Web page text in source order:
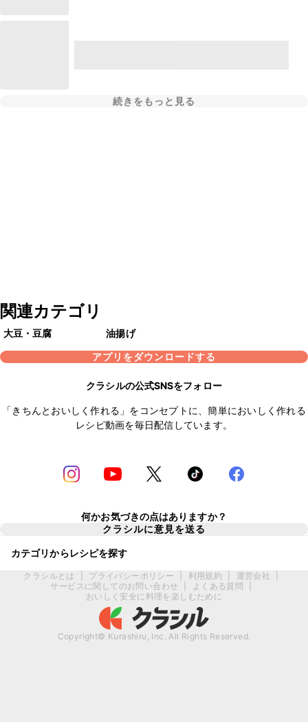
続きをもっと見る
関連カテゴリ
大豆・豆腐
油揚げ
アプリをダウンロードする
クラシルの公式SNSをフォロー
「きちんとおいしく作れる」をコンセプトに、簡単においしく作れる
レシピ動画を毎日配信しています。
何かお気づきの点はありますか？
クラシルに意見を送る
カテゴリからレシピを探す
クラシルとは プライバシーポリシー 利用規約 運営会社
サービスに関してのお問い合わせ
よくある質問
おいしく安全に料理を楽しむために
Copyright© Kurashiru, Inc. All Rights Reserved.